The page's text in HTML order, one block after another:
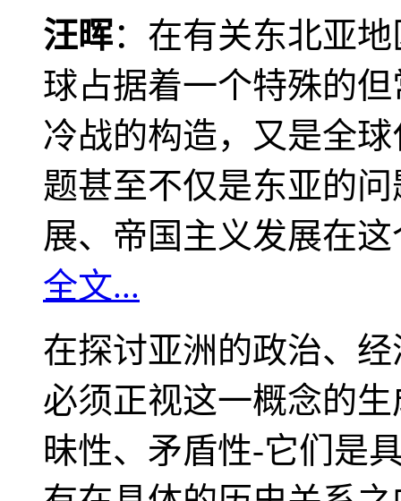
汪晖：在有关东北亚
球占据着一个特殊的
冷战的构造，又是全
题甚至不仅是东亚的
展、帝国主义发展在
全文...
在探讨亚洲的政治、
必须正视这一概念的
昧性、矛盾性-它们是